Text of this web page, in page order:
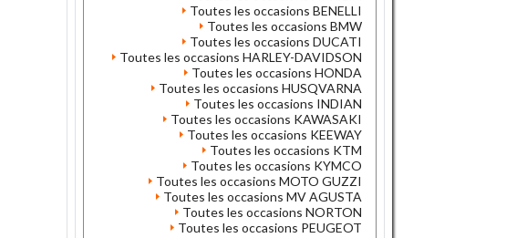
Toutes les occasions BENELLI
Toutes les occasions BMW
Toutes les occasions DUCATI
Toutes les occasions HARLEY-DAVIDSON
Toutes les occasions HONDA
Toutes les occasions HUSQVARNA
Toutes les occasions INDIAN
Toutes les occasions KAWASAKI
Toutes les occasions KEEWAY
Toutes les occasions KTM
Toutes les occasions KYMCO
Toutes les occasions MOTO GUZZI
Toutes les occasions MV AGUSTA
Toutes les occasions NORTON
Toutes les occasions PEUGEOT